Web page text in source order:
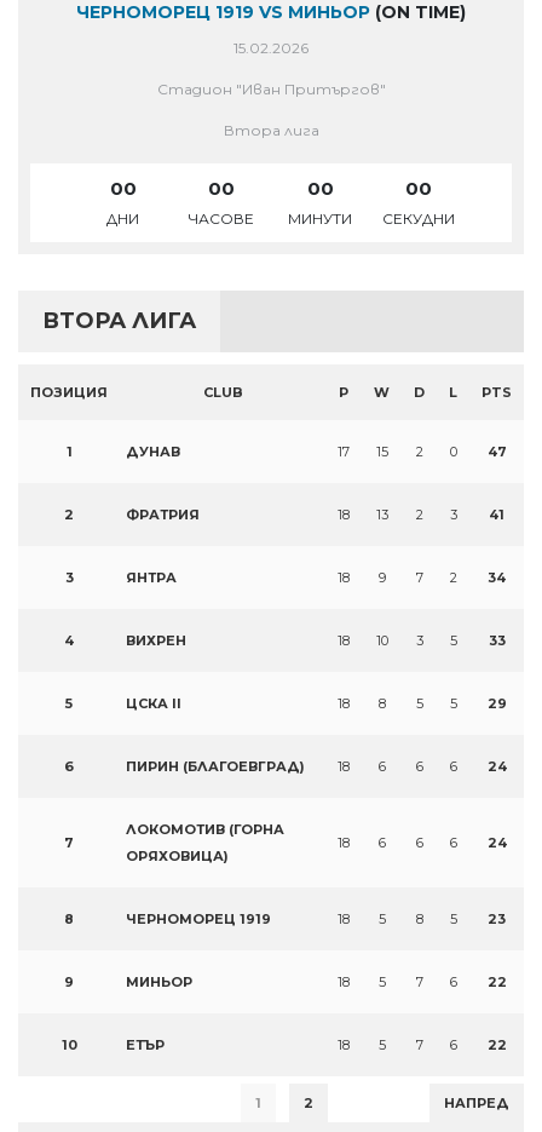
ЧЕРНОМОРЕЦ 1919 VS МИНЬОР (ON TIME)
15.02.2026
Стадион "Иван Притъргов"
Втора лига
00
ДНИ
00
ЧАСОВЕ
00
МИНУТИ
00
СЕКУДНИ
ВТОРА ЛИГА
ПОЗИЦИЯ CLUB P W D L PTS
1 ДУНАВ 17 15 2 0 47
2 ФРАТРИЯ 18 13 2 3 41
3 ЯНТРА 18 9 7 2 34
4 ВИХРЕН 18 10 3 5 33
5 ЦСКА II 18 8 5 5 29
6 ПИРИН (БЛАГОЕВГРАД) 18 6 6 6 24
7
ЛОКОМОТИВ (ГОРНА
ОРЯХОВИЦА)
18 6 6 6 24
8 ЧЕРНОМОРЕЦ 1919 18 5 8 5 23
9 МИНЬОР 18 5 7 6 22
10 ЕТЪР 18 5 7 6 22
1 2 НАПРЕД